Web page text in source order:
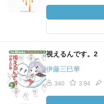
視えるんです。2
伊藤三巳華
340 3.94